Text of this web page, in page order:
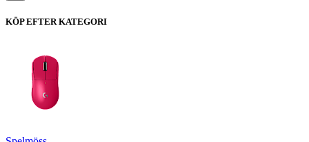
KÖP EFTER KATEGORI